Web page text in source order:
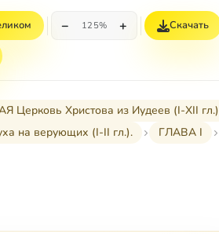
− 125% + Скачать
Церковь Христова из Иудеев (I-XII гл.)
на верующих (I-II гл.).
ГЛАВА I